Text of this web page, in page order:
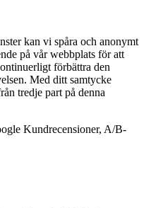
kan vi spåra och anonymt
på vår webbplats för att
förbättra den
Med ditt samtycke
tredje part på denna
Kundrecensioner, A/B-